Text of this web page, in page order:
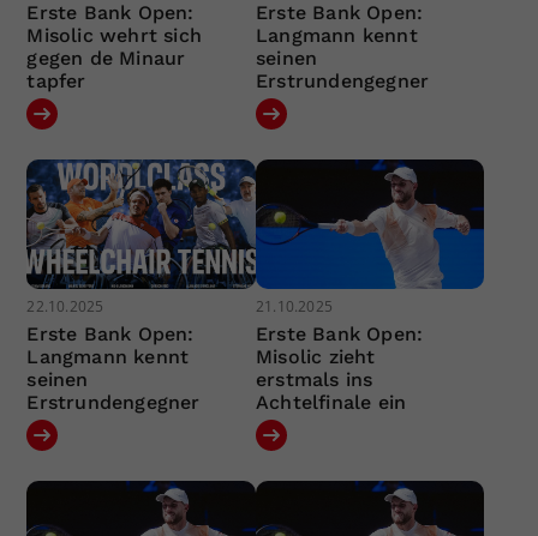
Erste Bank Open:
Misolic wehrt sich
gegen de Minaur
tapfer
Erste Bank Open:
Langmann kennt
seinen
Erstrundengegner
22.10.2025
Erste Bank Open:
Langmann kennt
seinen
Erstrundengegner
21.10.2025
Erste Bank Open:
Misolic zieht
erstmals ins
Achtelfinale ein